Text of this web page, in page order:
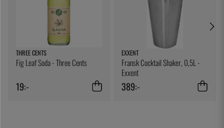
THREE CENTS
Fig Leaf Soda - Three Cents
19:-
EXXENT
Fransk Cocktail Shaker, 0,5L -
Exxent
389:-